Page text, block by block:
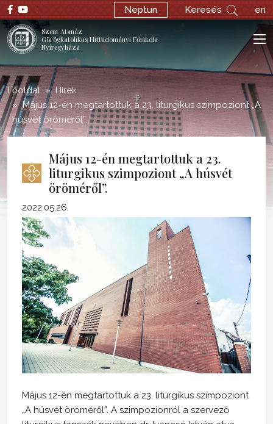
; Neptun Keresés en
Szent Atanáz
Görögkatolikus Hittudományi Főiskola
Nyíregyháza
Főoldal
Hírek
Május 12-én megtartottuk a 23. liturgikus szimpoziont „A
húsvét öröméről”.
Május 12-én megtartottuk a 23.
liturgikus szimpoziont „A húsvét
öröméről”.
2022.05.26.
Május 12-én megtartottuk a 23. liturgikus szimpoziont
„A húsvét öröméről”. A szimpozionról a szervező